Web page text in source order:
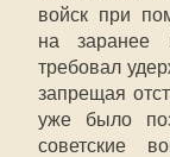
войск при
на заранее
требовал
запрещая
уже было
советские